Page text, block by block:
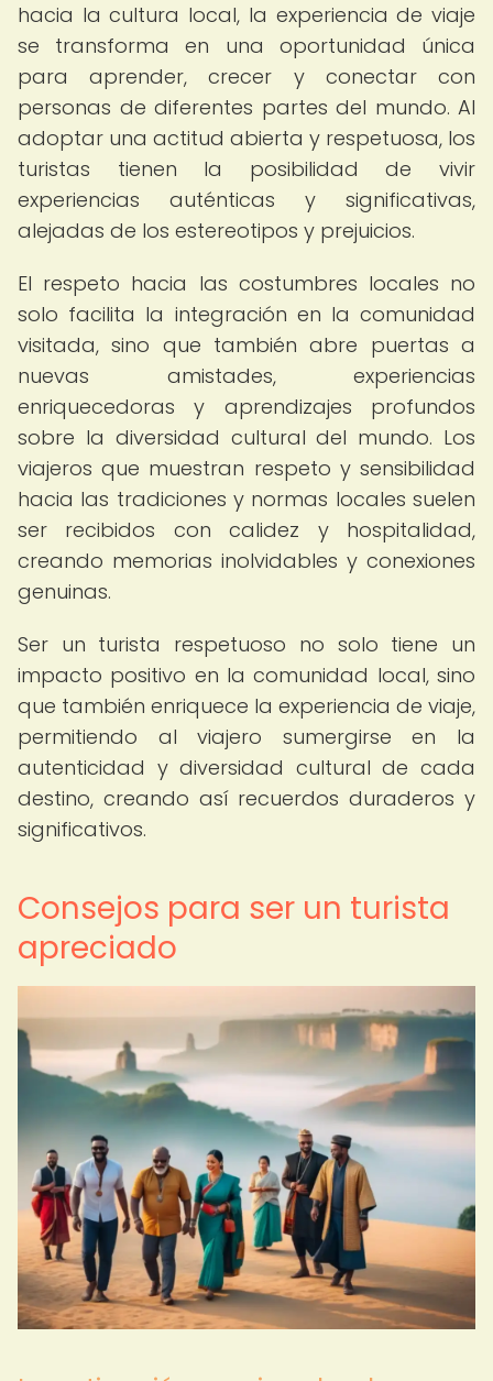
hacia la cultura local, la experiencia de viaje
se transforma en una oportunidad única
para aprender, crecer y conectar con
personas de diferentes partes del mundo. Al
adoptar una actitud abierta y respetuosa, los
turistas tienen la posibilidad de vivir
experiencias auténticas y significativas,
alejadas de los estereotipos y prejuicios.
El respeto hacia las costumbres locales no
solo facilita la integración en la comunidad
visitada, sino que también abre puertas a
nuevas amistades, experiencias
enriquecedoras y aprendizajes profundos
sobre la diversidad cultural del mundo. Los
viajeros que muestran respeto y sensibilidad
hacia las tradiciones y normas locales suelen
ser recibidos con calidez y hospitalidad,
creando memorias inolvidables y conexiones
genuinas.
Ser un turista respetuoso no solo tiene un
impacto positivo en la comunidad local, sino
que también enriquece la experiencia de viaje,
permitiendo al viajero sumergirse en la
autenticidad y diversidad cultural de cada
destino, creando así recuerdos duraderos y
significativos.
Consejos para ser un turista
apreciado